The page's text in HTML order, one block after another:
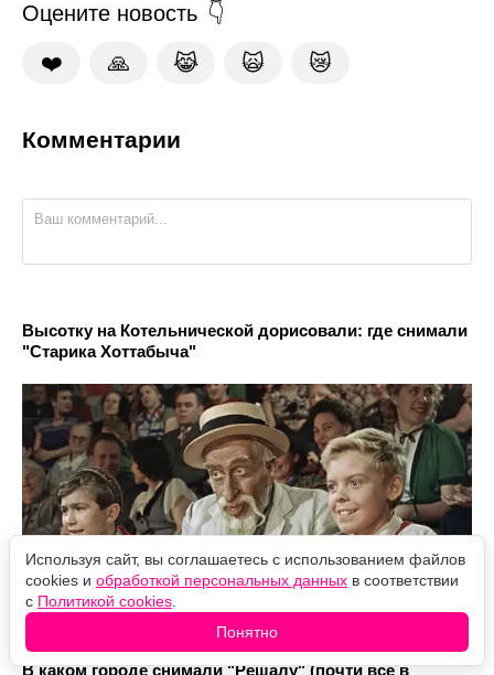
Оцените новость
❤️ 🙏 😹 🙀 😿
Комментарии
Высотку на Котельнической дорисовали: где снимали
"Старика Хоттабыча"
В каком городе снимали "Решалу" (почти всё в
Используя сайт, вы соглашаетесь с использованием файлов
cookies и обработкой персональных данных в соответствии
с Политикой cookies
Понятно